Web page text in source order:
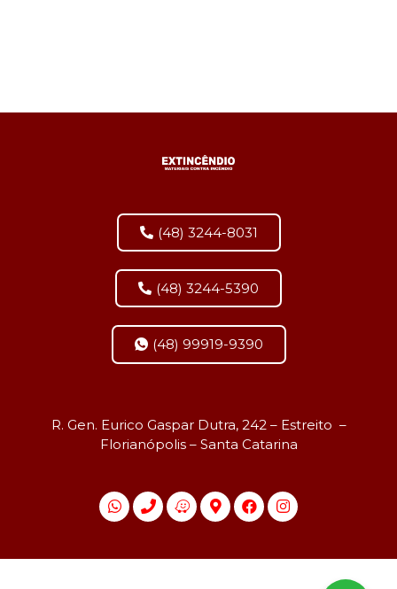
(48) 3244-8031
(48) 3244-5390
(48) 99919-9390
R. Gen. Eurico Gaspar Dutra, 242 – Estreito –
Florianópolis – Santa Catarina